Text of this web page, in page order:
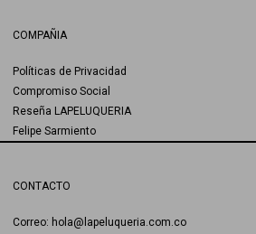
COMPAÑIA
Políticas de Privacidad
Compromiso Social
Reseña LAPELUQUERIA
Felipe Sarmiento
CONTACTO
Correo: hola@lapeluqueria.com.co